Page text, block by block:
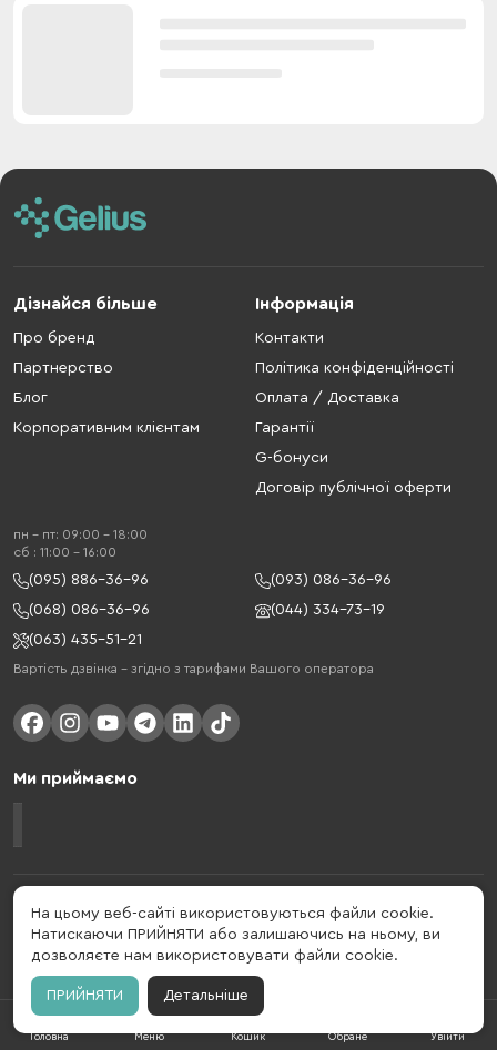
Дізнайся більше
Про бренд
Партнерство
Блог
Корпоративним клієнтам
Інформація
Контакти
Політика конфіденційності
Оплата / Доставка
Гарантії
G-бонуси
Договір публічної оферти
пн - пт: 09:00 - 18:00
cб : 11:00 - 16:00
(095) 886-36-96
(093) 086-36-96
(068) 086-36-96
(044) 334-73-19
(063) 435-51-21
Вартість дзвінка – згідно з тарифами Вашого оператора
Ми приймаємо
Gelius - український бренд, який активно розвивається у сфері смарт
гаджетів та мобільних аксесуарів. Бренд заснований в 2013 році. Gelius
- це набагато більше ніж просто бренд, це стиль життя, який об'єднує в
собі драйв, радість, швидкість, новації і практичність.
Головна Меню Кошик Обране Увійти
На цьому веб-сайті використовуються файли cookie.
Натискаючи ПРИЙНЯТИ або залишаючись на ньому, ви
дозволяєте нам використовувати файли cookie.
ПРИЙНЯТИ Детальніше